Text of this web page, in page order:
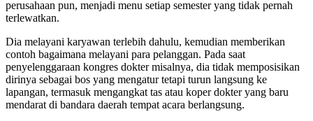
perusahaan pun, menjadi menu setiap semester yang tidak pernah
terlewatkan.
Dia melayani karyawan terlebih dahulu, kemudian memberikan
contoh bagaimana melayani para pelanggan. Pada saat
penyelenggaraan kongres dokter misalnya, dia tidak memposisikan
dirinya sebagai bos yang mengatur tetapi turun langsung ke
lapangan, termasuk mengangkat tas atau koper dokter yang baru
mendarat di bandara daerah tempat acara berlangsung.